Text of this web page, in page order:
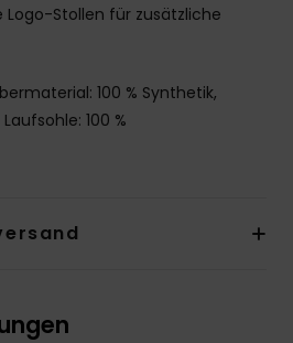
Stollen für zusätzliche
100 % Synthetik,
100 %